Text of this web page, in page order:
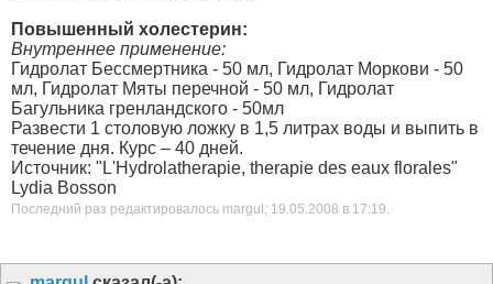
Повышенный холестерин:
Внутреннее применение:
Гидролат Бессмертника - 50 мл, Гидролат Моркови - 50
мл, Гидролат Мяты перечной - 50 мл, Гидролат
Багульника гренландского - 50мл
Развести 1 столовую ложку в 1,5 литрах воды и выпить в
течение дня. Курс – 40 дней.
Источник: "L'Hydrolatherapie, therapie des eaux florales"
Lydia Bosson
Последний раз редактировалось margul; 19.05.2008 в 17:19